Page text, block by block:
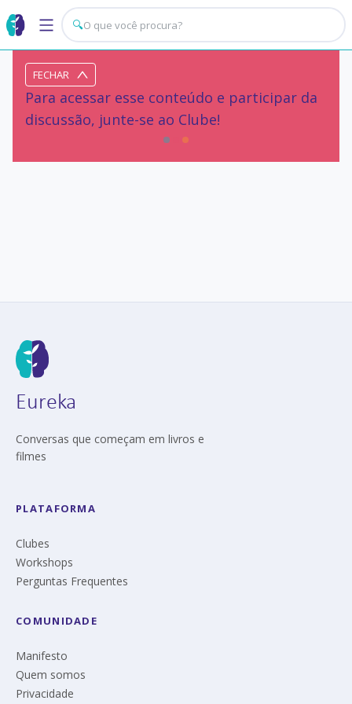
🔍
FECHAR
Para acessar esse conteúdo e participar da
discussão, junte-se ao Clube!
Eureka
Conversas que começam em livros e
filmes
PLATAFORMA
Clubes
Workshops
Perguntas Frequentes
COMUNIDADE
Manifesto
Quem somos
Privacidade